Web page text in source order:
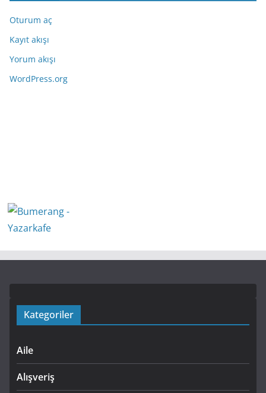
Oturum aç
Kayıt akışı
Yorum akışı
WordPress.org
Kategoriler
Aile
Alışveriş